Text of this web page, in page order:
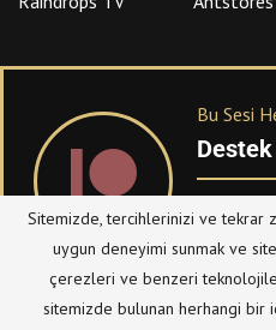
Bu Sesi
Sitemizde, tercihlerinizi ve tekrar
uygun deneyimi sunmak ve
çerezleri ve benzeri
sitemizde bulunan herhangi bir